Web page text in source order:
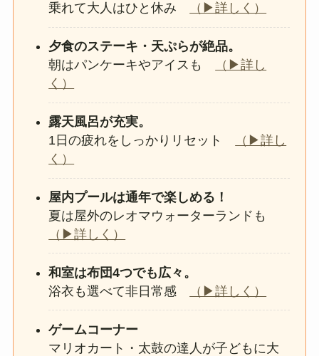
乗れて大人はひと休み
（▶詳しく）
夕食のステーキ・天ぷらが絶品。
朝はパンケーキやアイスも
（▶詳し
く）
露天風呂が充実。
1日の疲れをしっかりリセット
（▶詳し
く）
屋内プールは通年で楽しめる！
夏は屋外のレオマウォーターランドも
（▶詳しく）
和室は布団4つでも広々。
浴衣も選べて非日常感
（▶詳しく）
ゲームコーナー
マリオカート・太鼓の達人が子どもに大